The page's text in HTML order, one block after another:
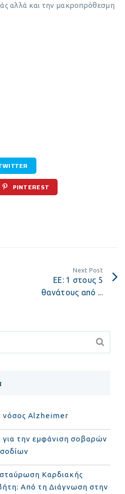
αλλά και την μακροπρόθεσμη
PINTEREST
Next Post
ΕΕ: 1 στους 5
θανάτους από ...
νόσος Alzheimer
για την εμφάνιση σοβαρών
Καρδιακής
Από τη Διάγνωση στην